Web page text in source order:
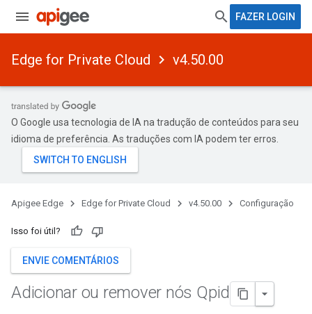
FAZER LOGIN
Edge for Private Cloud v4.50.00
O Google usa tecnologia de IA na tradução de conteúdos para seu
idioma de preferência. As traduções com IA podem ter erros.
Apigee Edge Edge for Private Cloud v4.50.00 Configuração
Isso foi útil?
ENVIE COMENTÁRIOS
Adicionar ou remover nós Qpid